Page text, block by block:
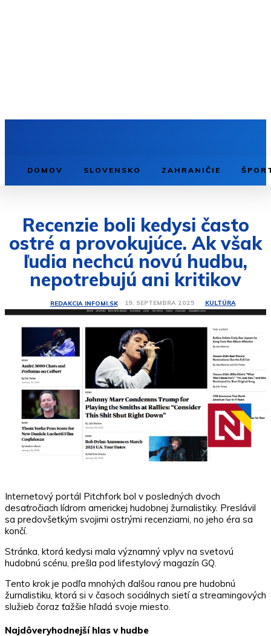
DOMOV SLOVENSKO ZAHRANIČIE
Recenzie boli kedysi často
ostré a provokujúce. Ak však
ľudia nechcú novú hudbu,
nepotrebujú ani kritikov
REDAKCIA INFOMI.SK 19. SEPTEMBRA 2025 KULTÚRA
Internetový portál Pitchfork bol v posledných dvoch
desaťročiach lídrom americkej hudobnej žurnalistiky. Preslávil
sa predovšetkým svojimi ostrými recenziami, no jeho éra sa
končí.
Stránka, ktorá kedysi mala významný vplyv na svetovú
hudobnú scénu, prešla pod lifestylový magazín GQ.
Tento krok je podľa mnohých ďalšou ranou pre hudobnú
žurnalistiku, ktorá si v časoch sociálnych sietí a streamingových
služieb čoraz ťažšie hľadá svoje miesto.
Najdôveryhodnejší hlas v hudbe